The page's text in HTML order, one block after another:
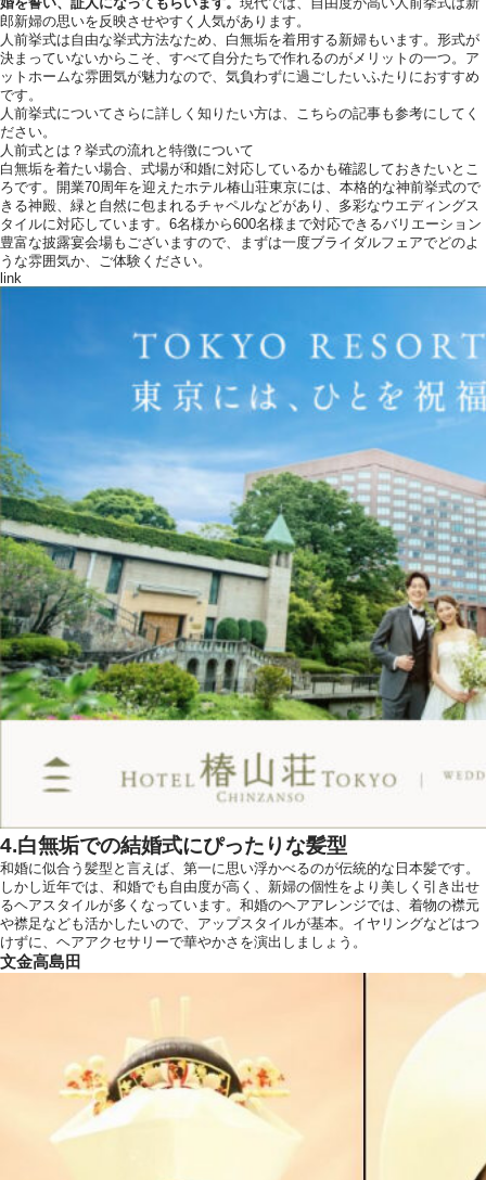
婚を誓い、証人になってもらいます。 現代では、自由度が高い人前挙式は新
郎新婦の思いを反映させやすく人気があります。
人前挙式は自由な挙式方法なため、白無垢を着用する新婦もいます。形式が
決まっていないからこそ、すべて自分たちで作れるのがメリットの一つ。ア
ットホームな雰囲気が魅力なので、気負わずに過ごしたいふたりにおすすめ
です。
人前挙式についてさらに詳しく知りたい方は、こちらの記事も参考にしてく
ださい。
人前式とは？挙式の流れと特徴について
白無垢を着たい場合、式場が和婚に対応しているかも確認しておきたいとこ
ろです。開業70周年を迎えたホテル椿山荘東京には、本格的な神前挙式ので
きる神殿、緑と自然に包まれるチャペルなどがあり、多彩なウエディングス
タイルに対応しています。6名様から600名様まで対応できるバリエーション
豊富な披露宴会場もございますので、まずは一度ブライダルフェアでどのよ
うな雰囲気か、ご体験ください。
link
4.白無垢での結婚式にぴったりな髪型
和婚に似合う髪型と言えば、第一に思い浮かべるのが伝統的な日本髪です。
しかし近年では、和婚でも自由度が高く、新婦の個性をより美しく引き出せ
るヘアスタイルが多くなっています。和婚のヘアアレンジでは、着物の襟元
や襟足なども活かしたいので、アップスタイルが基本。イヤリングなどはつ
けずに、ヘアアクセサリーで華やかさを演出しましょう。
文金高島田